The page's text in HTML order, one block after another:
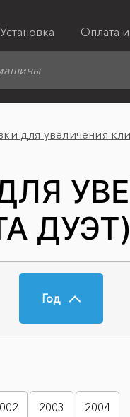
Установка Оплата
для увеличения
ДУЭТ)
Год
2003 2004